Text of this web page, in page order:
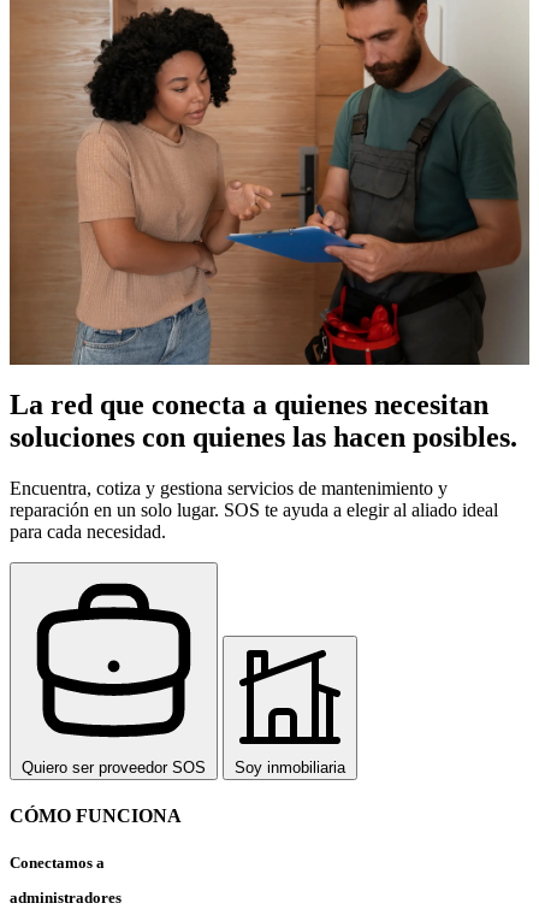
La red que conecta a quienes necesitan
soluciones con quienes las hacen posibles.
Encuentra, cotiza y gestiona servicios de mantenimiento y
reparación en un solo lugar. SOS te ayuda a elegir al aliado ideal
para cada necesidad.
Tu aliado confiable en mantenimiento y
servicios.
Conectamos profesionales con clientes de forma rápida, transparente
y eficiente. Simplifica tu gestión con nosotros.
Quiero ser proveedor SOS Soy inmobiliaria
CÓMO FUNCIONA
Conectamos a
administradores